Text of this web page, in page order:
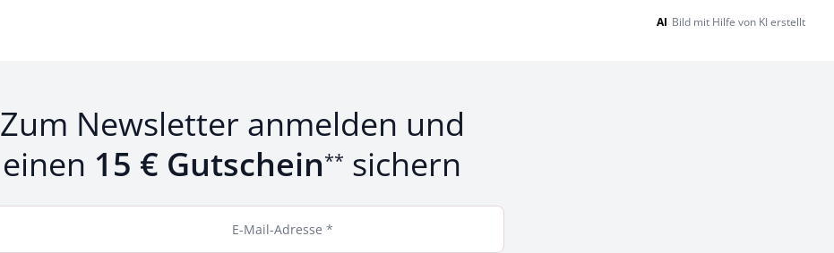
AI Bild mit Hilfe von KI erstellt
Zum Newsletter anmelden und
einen 15 € Gutschein** sichern
E-Mail-Adresse *